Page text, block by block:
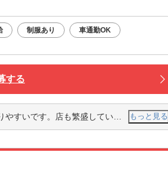
制服あり 車通勤OK
する
でも機敏に行動している従業員の方はとても素晴らしいです。 もっと見る